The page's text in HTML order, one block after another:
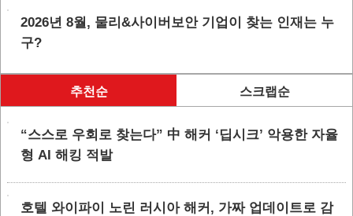
2026년 8월, 물리&사이버보안 기업이 찾는 인재는 누
구?
추천순 스크랩순
“스스로 우회로 찾는다” 中 해커 ‘딥시크’ 악용한 자율
형 AI 해킹 적발
호텔 와이파이 노린 러시아 해커, 가짜 업데이트로 감